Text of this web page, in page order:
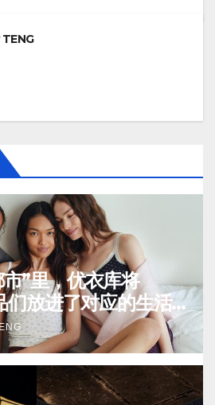
TENG
”里，优衣库将
放进了对应的生活